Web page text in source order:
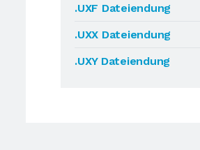
.UXF Dateiendung
.UXX Dateiendung
.UXY Dateiendung